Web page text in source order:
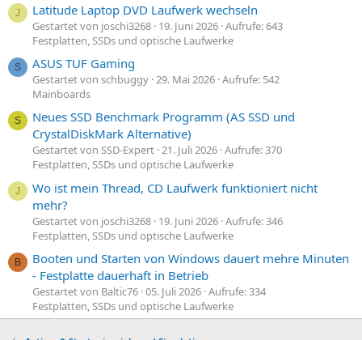
J Latitude Laptop DVD Laufwerk wechseln
Gestartet von joschi3268 19. Juni 2026 Aufrufe: 643
Festplatten, SSDs und optische Laufwerke
S ASUS TUF Gaming
Gestartet von schbuggy 29. Mai 2026 Aufrufe: 542
Mainboards
S
Neues SSD Benchmark Programm (AS SSD und
CrystalDiskMark Alternative)
Gestartet von SSD-Expert 21. Juli 2026 Aufrufe: 370
Festplatten, SSDs und optische Laufwerke
J
Wo ist mein Thread, CD Laufwerk funktioniert nicht
mehr?
Gestartet von joschi3268 19. Juni 2026 Aufrufe: 346
Festplatten, SSDs und optische Laufwerke
B
Booten und Starten von Windows dauert mehre Minuten
- Festplatte dauerhaft in Betrieb
Gestartet von Baltic76 05. Juli 2026 Aufrufe: 334
Festplatten, SSDs und optische Laufwerke